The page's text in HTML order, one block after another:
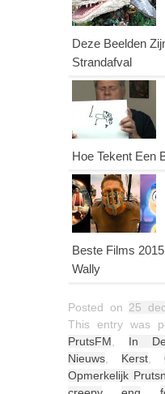
Deze Beelden
Strandafval
Hoe Tekent Een
Beste Films
Wally
Posted on 25
This entry was
PrutsFM
In
Nieuws
Kerst ,
Opmerkelijk